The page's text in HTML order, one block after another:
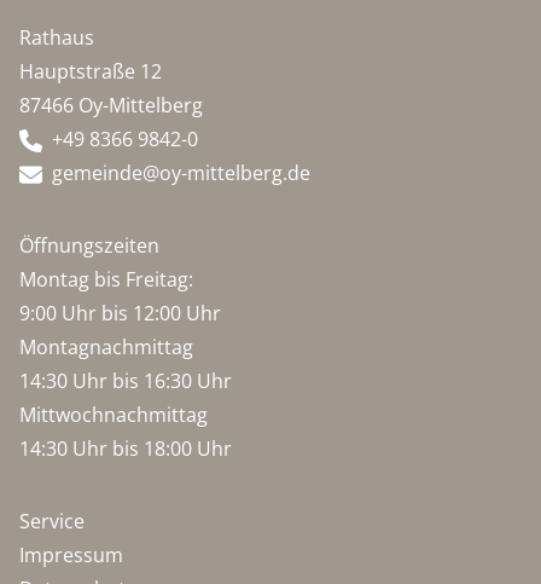
Rathaus
Hauptstraße 12
87466 Oy-Mittelberg
+49 8366 9842-0
gemeinde@oy-mittelberg.de
Öffnungszeiten
Montag bis Freitag:
9:00 Uhr bis 12:00 Uhr
Montagnachmittag
14:30 Uhr bis 16:30 Uhr
Mittwochnachmittag
14:30 Uhr bis 18:00 Uhr
Service
Impressum